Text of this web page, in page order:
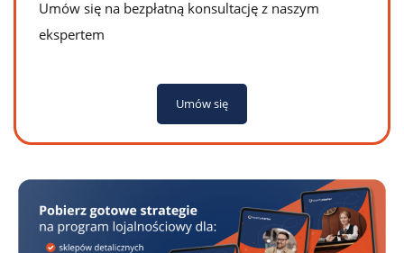
Umów się na bezpłatną konsultację z naszym
ekspertem
Umów się